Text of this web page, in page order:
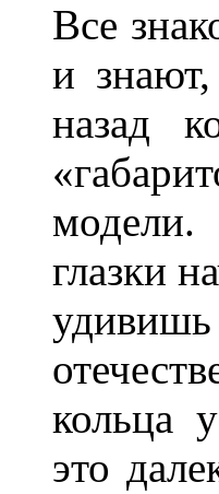
Все
и
назад
модели.
глазки
удивишь
кольца
это